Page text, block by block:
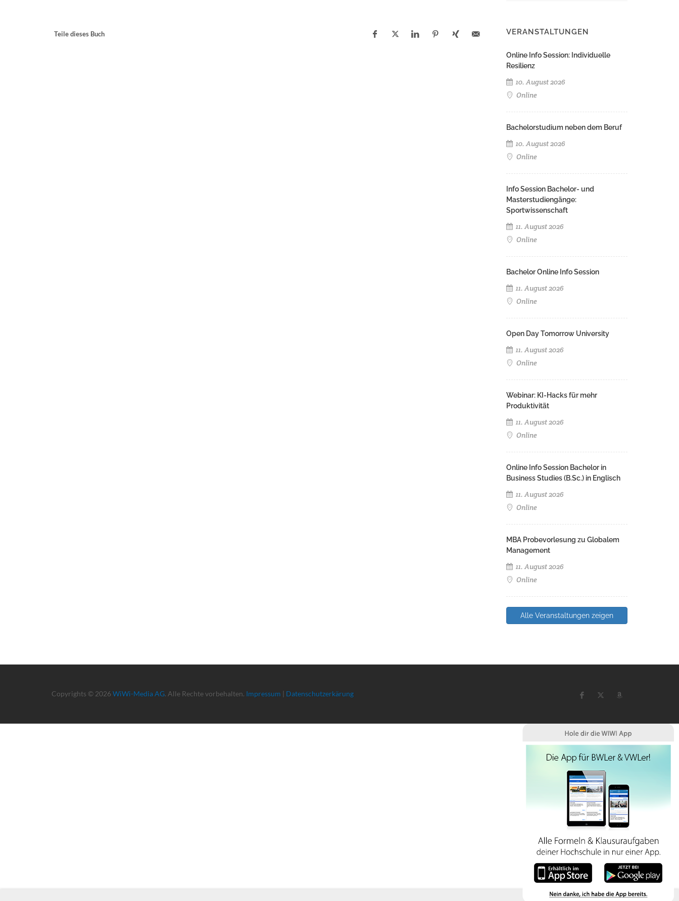
Teile dieses Buch VERANSTALTUNGEN
Online Info Session: Individuelle
Resilienz
10. August 2026
Online
Bachelorstudium neben dem Beruf
10. August 2026
Online
Info Session Bachelor- und
Masterstudiengänge:
Sportwissenschaft
11. August 2026
Online
Bachelor Online Info Session
11. August 2026
Online
Open Day Tomorrow University
11. August 2026
Online
Webinar: KI-Hacks für mehr
Produktivität
11. August 2026
Online
Online Info Session Bachelor in
Business Studies (B.Sc.) in Englisch
11. August 2026
Online
MBA Probevorlesung zu Globalem
Management
11. August 2026
Online
Alle Veranstaltungen zeigen
Copyrights © 2026 WiWi-Media AG. Alle Rechte vorbehalten. Impressum | Datenschutzerkärung